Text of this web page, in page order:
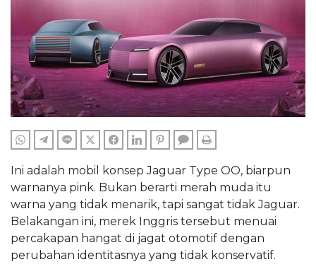
WHATSAPPTELEGRAM
LINE TWITTERFACEBOOKLINKEDINPINTERESTCOMMENTS
Ini adalah mobil konsep Jaguar Type OO, biarpun
warnanya pink. Bukan berarti merah muda itu
warna yang tidak menarik, tapi sangat tidak Jaguar.
Belakangan ini, merek Inggris tersebut menuai
percakapan hangat di jagat otomotif dengan
perubahan identitasnya yang tidak konservatif.